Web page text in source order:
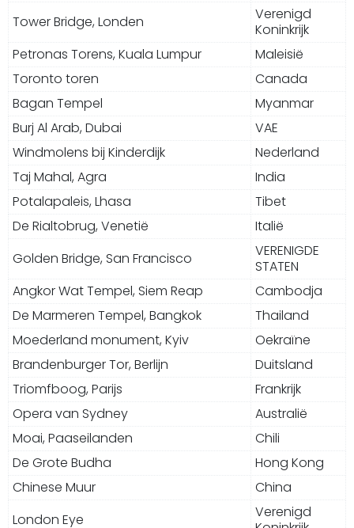
Tower Bridge, Londen
Verenigd
Koninkrijk
Petronas Torens, Kuala Lumpur
Maleisië
Toronto toren
Canada
Bagan Tempel
Myanmar
Burj Al Arab, Dubai
VAE
Windmolens bij Kinderdijk
Nederland
Taj Mahal, Agra
India
Potalapaleis, Lhasa
Tibet
De Rialtobrug, Venetië
Italië
Golden Bridge, San Francisco
VERENIGDE
STATEN
Angkor Wat Tempel, Siem Reap
Cambodja
De Marmeren Tempel, Bangkok
Thailand
Moederland monument, Kyiv
Oekraïne
Brandenburger Tor, Berlijn
Duitsland
Triomfboog, Parijs
Frankrijk
Opera van Sydney
Australië
Moai, Paaseilanden
Chili
De Grote Budha
Hong Kong
Chinese Muur
China
London Eye
Verenigd